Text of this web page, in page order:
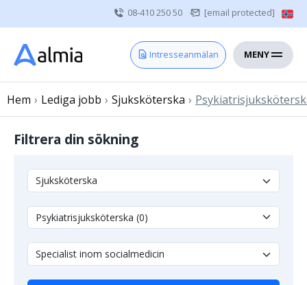
08-410 250 50 [email protected]
Intresseanmälan MENY
Hem
Vårdgivare
Om oss
Kontakt
Övrig vårdpersonal
Hem › Lediga jobb › Sjuksköterska ›
Filtrera din sökning